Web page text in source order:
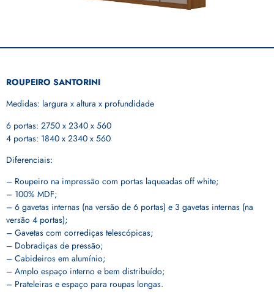
ROUPEIRO SANTORINI
Medidas: largura x altura x profundidade
6 portas: 2750 x 2340 x 560
4 portas: 1840 x 2340 x 560
Diferenciais:
– Roupeiro na impressão com portas laqueadas off white;
– 100% MDF;
– 6 gavetas internas (na versão de 6 portas) e 3 gavetas internas (na
versão 4 portas);
– Gavetas com corrediças telescópicas;
– Dobradiças de pressão;
– Cabideiros em alumínio;
– Amplo espaço interno e bem distribuído;
– Prateleiras e espaço para roupas longas.